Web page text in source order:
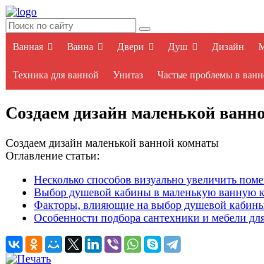
Ванная Ванна Двери Душ Дизайн
Техника для ванной Унитаз Частые проблемы в
Создаем дизайн маленькой
Создаем дизайн маленькой ванной комнаты
Оглавление статьи:
Несколько способов визуально увеличить
Выбор душевой кабины в маленькую ванную
Факторы, влияющие на выбор душевой
Особенности подбора сантехники и мебели